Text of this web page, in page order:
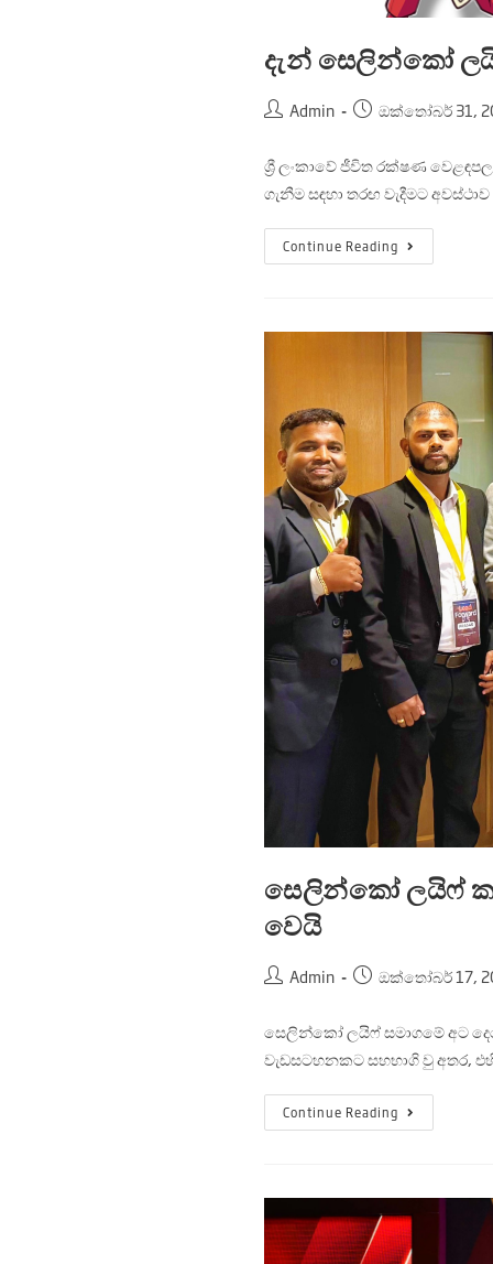
දැන් සෙලින්කෝ
Admin ඔක්තෝබර් 31,
ශ්‍රී ලංකාවේ ජීවිත රක්ෂණ
ගැනීම සඳහා තරඟ වැදීමට අවස්ථාව
Continue Reading
සෙලින්කෝ ලයිෆ්
වෙයි
Admin ඔක්තෝබර් 17,
සෙලින්කෝ ලයිෆ් සමාගමේ අට
වැඩසටහනකට සහභාගි වු අතර,
Continue Reading